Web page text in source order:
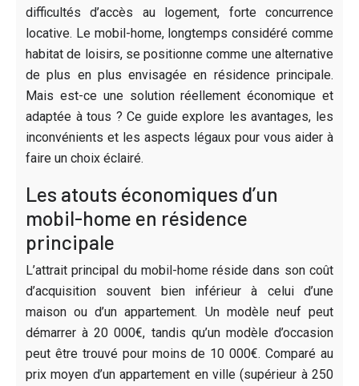
difficultés d’accès au logement, forte concurrence
locative. Le mobil-home, longtemps considéré comme
habitat de loisirs, se positionne comme une alternative
de plus en plus envisagée en résidence principale.
Mais est-ce une solution réellement économique et
adaptée à tous ? Ce guide explore les avantages, les
inconvénients et les aspects légaux pour vous aider à
faire un choix éclairé.
Les atouts économiques d’un
mobil-home en résidence
principale
L’attrait principal du mobil-home réside dans son coût
d’acquisition souvent bien inférieur à celui d’une
maison ou d’un appartement. Un modèle neuf peut
démarrer à 20 000€, tandis qu’un modèle d’occasion
peut être trouvé pour moins de 10 000€. Comparé au
prix moyen d’un appartement en ville (supérieur à 250